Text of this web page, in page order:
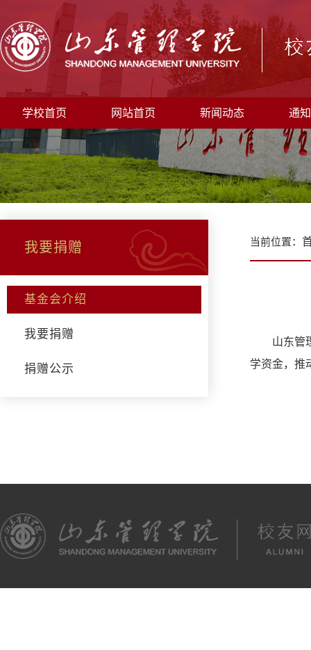
学校首页 网站首页 新闻动态 通
我要捐赠
基金会介绍
我要捐赠
捐赠公示
当前位置：
山东管
学资金，推